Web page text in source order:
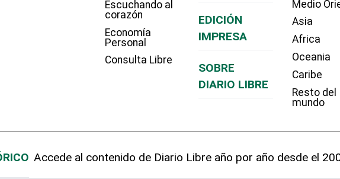
Escuchando al
corazón
Economía
Personal
Consulta Libre
EDICIÓN
IMPRESA
SOBRE
DIARIO LIBRE
Medio
Asia
Africa
Oceania
Caribe
Resto del
mundo
Accede al contenido de Diario Libre año por año desde el